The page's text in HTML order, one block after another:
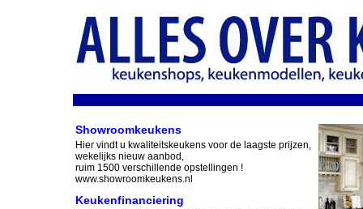
Showroomkeukens
Hier vindt u kwaliteitskeukens voor de laagste prijzen,
wekelijks nieuw aanbod,
ruim 1500 verschillende opstellingen !
www.showroomkeukens.nl
Keukenfinanciering